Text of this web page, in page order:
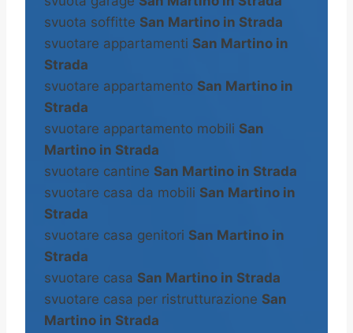
svuota soffitte San Martino in Strada
svuotare appartamenti San Martino in
Strada
svuotare appartamento San Martino in
Strada
svuotare appartamento mobili San
Martino in Strada
svuotare cantine San Martino in Strada
svuotare casa da mobili San Martino in
Strada
svuotare casa genitori San Martino in
Strada
svuotare casa San Martino in Strada
svuotare casa per ristrutturazione San
Martino in Strada